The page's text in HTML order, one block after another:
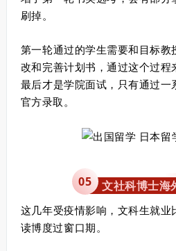
刷掉。
第一轮通过的学生需要和目标教
改和完善计划书，通过这个过程
最后才是学院面试，只有通过一
官方录取。
05 文社科博士海
这几年受疫情影响，文科生就
读博度过窗口期。